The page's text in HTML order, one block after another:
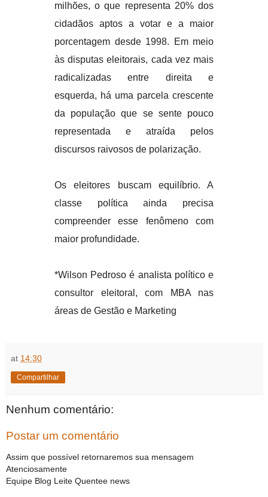
milhões, o que representa 20% dos
cidadãos aptos a votar e a maior
porcentagem desde 1998. Em meio
às disputas eleitorais, cada vez mais
radicalizadas entre direita e
esquerda, há uma parcela crescente
da população que se sente pouco
representada e atraída pelos
discursos raivosos de polarização.
Os eleitores buscam equilíbrio. A
classe política ainda precisa
compreender esse fenômeno com
maior profundidade.
*Wilson Pedroso é analista político e
consultor eleitoral, com MBA nas
áreas de Gestão e Marketing
at 14:30
Compartilhar
Nenhum comentário:
Postar um comentário
Assim que possível retornaremos sua mensagem
Atenciosamente
Equipe Blog Leite Quentee news